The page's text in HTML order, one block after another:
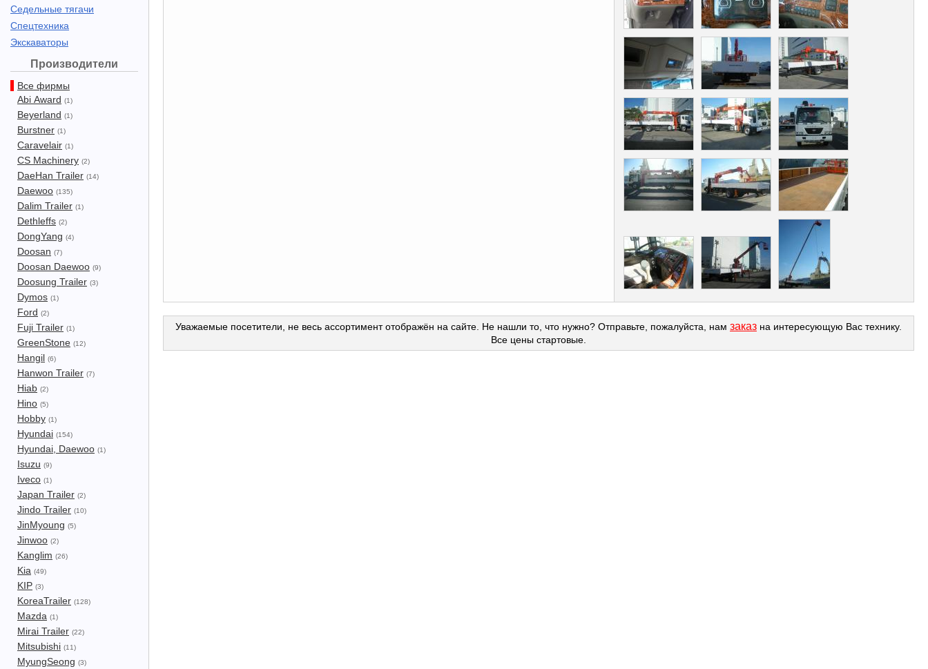
Седельные тягачи
Спецтехника
Экскаваторы
Производители
Все фирмы
Abi Award (1)
Beyerland (1)
Burstner (1)
Caravelair (1)
CS Machinery (2)
DaeHan Trailer (14)
Daewoo (135)
Dalim Trailer (1)
Dethleffs (2)
DongYang (4)
Doosan (7)
Doosan Daewoo (9)
Doosung Trailer (3)
Dymos (1)
Ford (2)
Fuji Trailer (1)
GreenStone (12)
Hangil (6)
Hanwon Trailer (7)
Hiab (2)
Hino (5)
Hobby (1)
Hyundai (154)
Hyundai, Daewoo (1)
Isuzu (9)
Iveco (1)
Japan Trailer (2)
Jindo Trailer (10)
JinMyoung (5)
Jinwoo (2)
Kanglim (26)
Kia (49)
KIP (3)
KoreaTrailer (128)
Mazda (1)
Mirai Trailer (22)
Mitsubishi (11)
MyungSeong (3)
Уважаемые посетители, не весь ассортимент отображён на сайте. Не нашли то, что нужно? Отправьте, пожалуйста, нам заказ на интересующую Вас технику.
Все цены стартовые.